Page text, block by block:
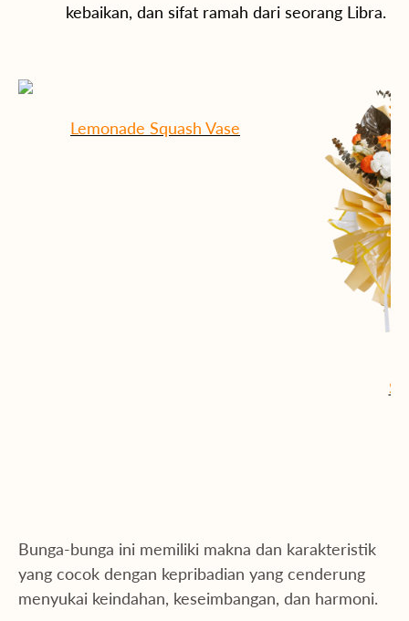
kebaikan, dan sifat ramah dari seorang Libra.
Lemonade Squash Vase
Bunga-bunga ini memiliki makna dan karakteristik
yang cocok dengan kepribadian yang cenderung
menyukai keindahan, keseimbangan, dan harmoni.